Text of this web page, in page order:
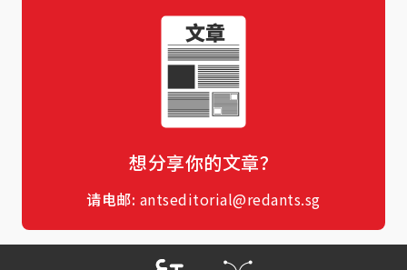
想分享你的文章？
请电邮: antseditorial@redants.sg